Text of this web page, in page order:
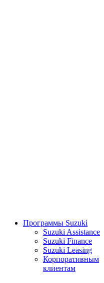
Программы Suzuki
Suzuki Assistance
Suzuki Finance
Suzuki Leasing
Корпоративным
клиентам